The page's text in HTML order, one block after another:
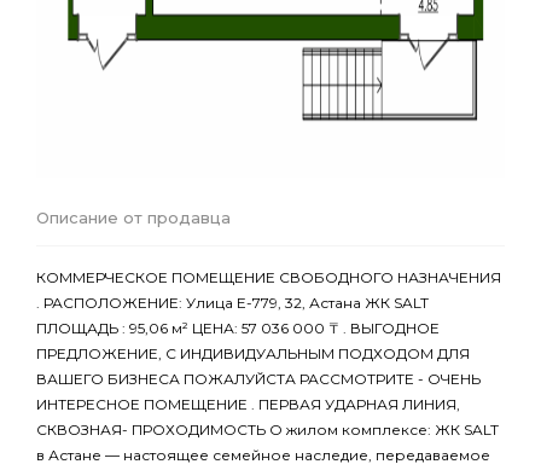
Описание от продавца
КОММЕРЧЕСКОЕ ПОМЕЩЕНИЕ СВОБОДНОГО НАЗНАЧЕНИЯ
. РАСПОЛОЖЕНИЕ: Улица Е-779, 32, Астана ЖК SALT
ПЛОЩАДЬ : 95,06 м² ЦЕНА: 57 036 000 ₸ . ВЫГОДНОЕ
ПРЕДЛОЖЕНИЕ, С ИНДИВИДУАЛЬНЫМ ПОДХОДОМ ДЛЯ
ВАШЕГО БИЗНЕСА ПОЖАЛУЙСТА РАССМОТРИТЕ - ОЧЕНЬ
ИНТЕРЕСНОЕ ПОМЕЩЕНИЕ . ПЕРВАЯ УДАРНАЯ ЛИНИЯ,
СКВОЗНАЯ- ПРОХОДИМОСТЬ О жилом комплексе: ЖК SALT
в Астане — настоящее семейное наследие, передаваемое